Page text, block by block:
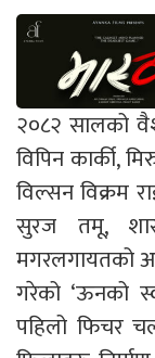
२०८२ सालको
विपिन कार्की,
विल्सन विक्रम
सुरज तमू,
मगरलगायतको
गरेको ‘ऊनको
पहिलो फिचर